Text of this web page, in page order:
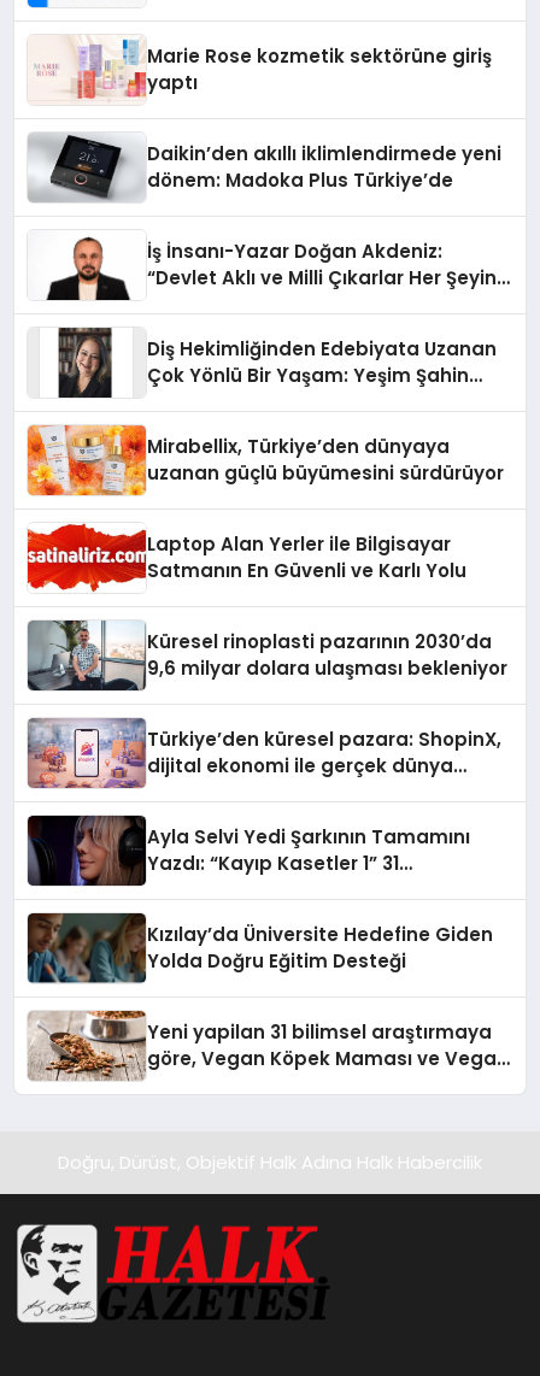
Marie Rose kozmetik sektörüne giriş
yaptı
Daikin’den akıllı iklimlendirmede yeni
dönem: Madoka Plus Türkiye’de
İş İnsanı-Yazar Doğan Akdeniz:
“Devlet Aklı ve Milli Çıkarlar Her Şeyin
Diş Hekimliğinden Edebiyata Uzanan
Çok Yönlü Bir Yaşam: Yeşim Şahin
Mirabellix, Türkiye’den dünyaya
uzanan güçlü büyümesini sürdürüyor
Laptop Alan Yerler ile Bilgisayar
Satmanın En Güvenli ve Karlı Yolu
Küresel rinoplasti pazarının 2030’da
9,6 milyar dolara ulaşması bekleniyor
Türkiye’den küresel pazara: ShopinX,
dijital ekonomi ile gerçek dünya
Ayla Selvi Yedi Şarkının Tamamını
Yazdı: “Kayıp Kasetler 1” 31
Kızılay’da Üniversite Hedefine Giden
Yolda Doğru Eğitim Desteği
Yeni yapilan 31 bilimsel araştırmaya
göre, Vegan Köpek Maması ve Vegan
Doğru, Dürüst, Objektif Halk Adına Halk Habercilik